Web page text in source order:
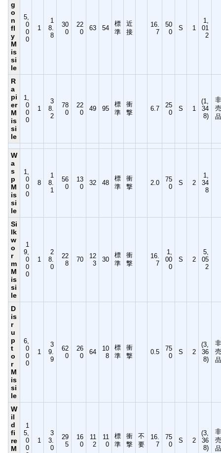
g
o
n
fl
y
M
is
si
le
5,
0
0
0
1
1
8.
8
30
0
22
0
63 54
標
準
近
接
16.
7
50
0
S 1
1,
01
2
R
a
pi
er
M
is
si
le
1,
0
0
0
1
3
8.
2
78
0
22
0
49 95
標
準
衝
撃
6.7
25
0
S 1
(1,
34
8)
W
a
s
p
M
is
si
le
1,
0
0
0
8
1
8.
1
56
0
13
0
32 48
標
準
衝
撃
2.0
75
0
S 2
1,
34
8
Si
lk
w
o
r
m
M
is
si
le
1
9,
0
0
0
1
2
8.
0
22
8
70
12
3
30
標
準
衝
撃
16.
7
1,
00
0
S 2
5,
05
2
D
is
r
u
p
t
o
r
M
is
si
le
6,
0
0
0
1
3
9.
9
62
0
26
0
64
10
8
標
準
衝
撃
0.5
75
0
S 2
(3,
36
8)
W
il
d
fi
re
M
1
5,
0
0
1
3
3.
0
29
5
16
0
11
2
11
0
標
準
衝
撃
不
要
16.
7
75
0
S 2
(3,
36
8)